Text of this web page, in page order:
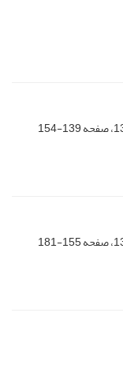
139-154
155-181